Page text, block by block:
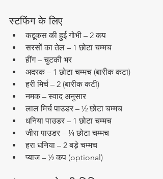
स्टफिंग के लिए
कद्दूकस की हुई गोभी – 2 कप
सरसों का तेल – 1 छोटा चम्मच
हींग – चुटकी भर
अदरक – 1 छोटा चम्मच (बारीक कटा)
हरी मिर्च – 2 (बारीक कटी)
नमक – स्वाद अनुसार
लाल मिर्च पाउडर – ½ छोटा चम्मच
धनिया पाउडर – 1 छोटा चम्मच
जीरा पाउडर – ¼ छोटा चम्मच
हरा धनिया – 2 बड़े चम्मच
प्याज – ½ कप (optional)